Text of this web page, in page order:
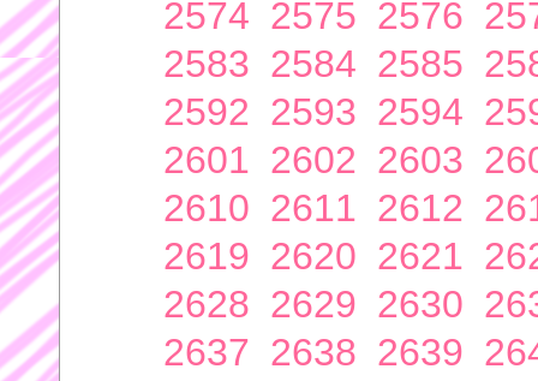
2574 2575 2576
2583 2584 2585
2592 2593 2594
2601 2602 2603
2610 2611 2612
2619 2620 2621
2628 2629 2630
2637 2638 2639